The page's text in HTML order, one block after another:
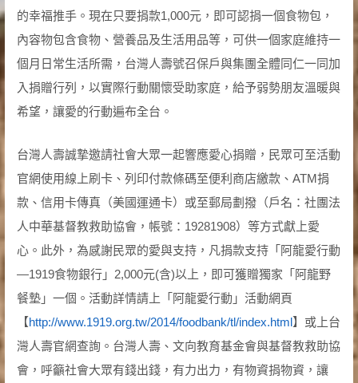
的幸福推手。現在只要捐款1,000元，即可認捐一個食物包，
內容物包含食物、營養品及生活用品等，可供一個家庭維持一
個月日常生活所需，台灣人壽號召保戶與集團全體同仁一同加
入捐贈行列，以實際行動關懷受助家庭，給予弱勢朋友溫暖與
希望，讓愛的行動遍布全台。
台灣人壽誠摯邀請社會大眾一起響應愛心捐贈，民眾可至活動
官網使用線上刷卡、列印付款條碼至便利商店繳款、ATM捐
款、信用卡傳真（美國運通卡）或至郵局劃撥（戶名：社團法
人中華基督教救助協會，帳號：19281908）等方式獻上愛
心。此外，為感謝民眾的愛與支持，凡捐款支持「阿龍愛行動
—1919食物銀行」2,000元(含)以上，即可獲贈獨家「阿龍野
餐墊」一個。活動詳情請上「阿龍愛行動」活動網頁
【http://www.1919.org.tw/2014/foodbank/tl/index.html】或上台
灣人壽官網查詢。台灣人壽、文向教育基金會與基督教救助協
會，呼籲社會大眾有錢出錢，有力出力，有物資捐物資，讓